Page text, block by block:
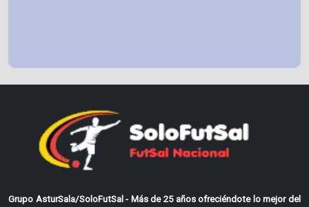
Grupo AsturSala/SoloFutSal - Más de 25 años ofreciéndote lo mejor del